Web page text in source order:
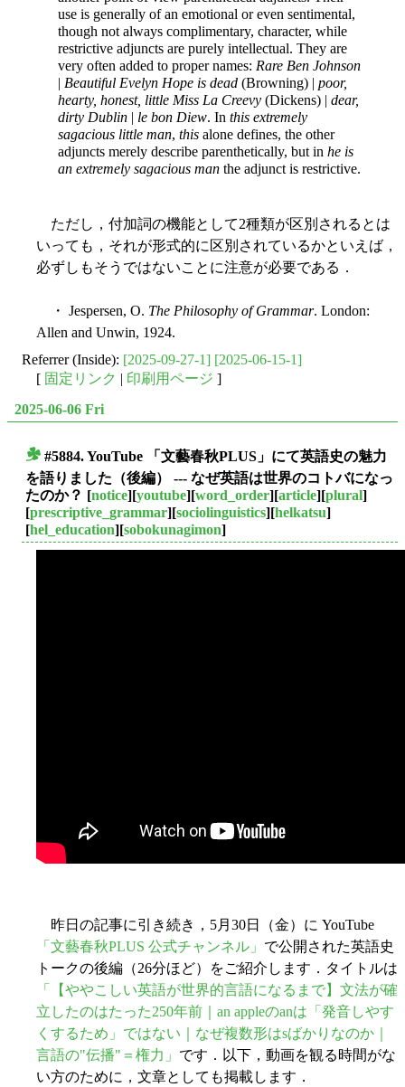
use is generally of an emotional or even sentimental,
though not always complimentary, character, while
restrictive adjuncts are purely intellectual. They are
very often added to proper names: Rare Ben Johnson
| Beautiful Evelyn Hope is dead (Browning) | poor,
hearty, honest, little Miss La Creevy (Dickens) | dear,
dirty Dublin | le bon Diew. In this extremely
sagacious little man, this alone defines, the other
adjuncts merely describe parenthetically, but in he is
an extremely sagacious man the adjunct is restrictive.
ただし，付加詞の機能として2種類が区別されるとは
いっても，それが形式的に区別されているかといえば，
必ずしもそうではないことに注意が必要である．
・ Jespersen, O. The Philosophy of Grammar. London:
Allen and Unwin, 1924.
Referrer (Inside): [2025-09-27-1] [2025-06-15-1]
[ 固定リンク | 印刷用ページ ]
2025-06-06 Fri
#5884. YouTube 「文藝春秋PLUS」にて英語史の魅力
を語りました（後編） --- なぜ英語は世界のコトバになっ
たのか？ [notice][youtube][word_order][article][plural]
[prescriptive_grammar][sociolinguistics][helkatsu]
[hel_education][sobokunagimon]
昨日の記事に引き続き，5月30日（金）に YouTube
「文藝春秋PLUS 公式チャンネル」 で公開された英語史
トークの後編（26分ほど）をご紹介します．タイトルは
「【ややこしい英語が世界的言語になるまで】文法が確
立したのはたった250年前｜an appleのanは「発音しやす
くするため」ではない｜なぜ複数形はsばかりなのか｜
言語の"伝播"＝権力」 です．以下，動画を観る時間がな
い方のために，文章としても掲載します．